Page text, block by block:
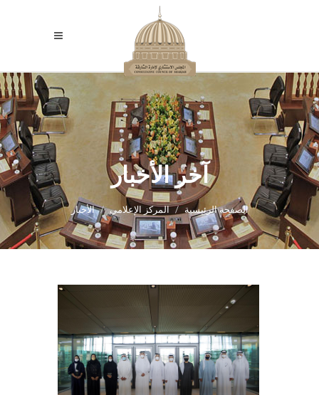
آخر الأخبار
الصفحة الرئيسية المركز الإعلامي الأخبار